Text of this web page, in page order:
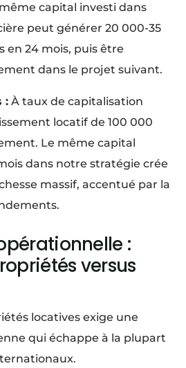
capital investi dans
peut générer 20 000-35
en 24 mois, puis être
dans le projet suivant.
: À taux de capitalisation
locatif de 100 000
Le même capital
dans notre stratégie crée
massif, accentué par la
:
versus
locatives exige une
qui échappe à la plupart